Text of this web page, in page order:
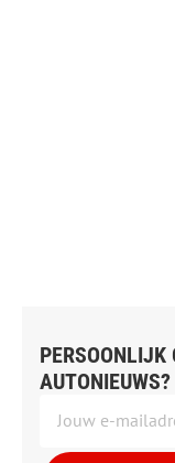
PERSOONLIJK
AUTONIEUWS?